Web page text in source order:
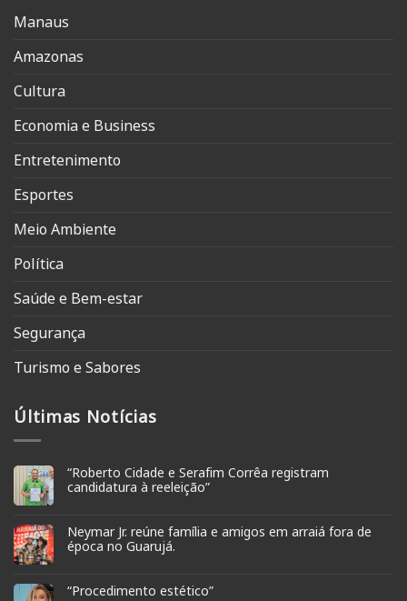
Manaus
Amazonas
Cultura
Economia e Business
Entretenimento
Esportes
Meio Ambiente
Política
Saúde e Bem-estar
Segurança
Turismo e Sabores
Últimas Notícias
“Roberto Cidade e Serafim Corrêa registram
candidatura à reeleição”
Neymar Jr. reúne família e amigos em arraiá fora de
época no Guarujá.
“Procedimento estético”